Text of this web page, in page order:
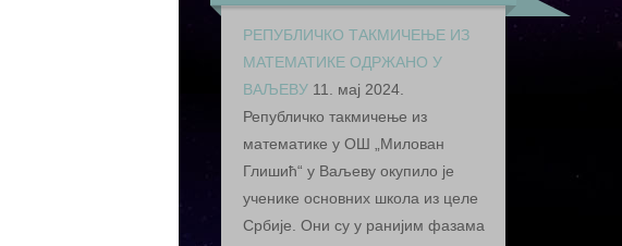
РЕПУБЛИЧКО ТАКМИЧЕЊЕ ИЗ
МАТЕМАТИКЕ ОДРЖАНО У
ВАЉЕВУ 11. мај 2024.
Републичко такмичење из
математике у ОШ „Милован
Глишић“ у Ваљеву окупило је
ученике основних школа из целе
Србије. Они су у ранијим фазама